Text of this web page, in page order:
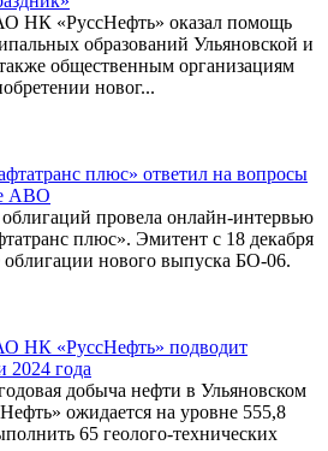
НК «РуссНефть» оказал помощь
образований Ульяновской и
общественным организациям
новог...
плюс» ответил на вопросы
АВО
провела онлайн-интервью
плюс». Эмитент с 18 декабря
нового выпуска БО-06.
НК «РуссНефть» подводит
2024 года
добыча нефти в Ульяновском
ожидается на уровне 555,8
65 геолого-технических